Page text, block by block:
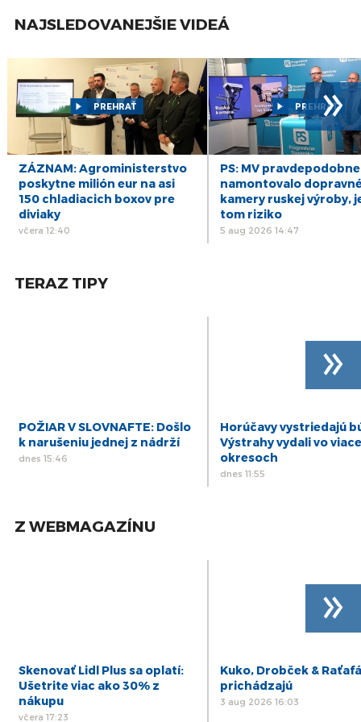
27
POSVIEŤME SI NA SLOVENČINU: Vianoce a
24
okt
POSVIEŤME SI NA SLOVENČINU: Ako sa v
slovenčine správne vyká
22
okt
POSVIEŤME SI NA SLOVENČINU: Ľudská pamäť a
pamäť počítača
20
POSVIEŤME SI NA SLOVENČINU: V hoteli VS dva
hotely
NAJSLEDOVANEJŠIE VIDEÁ
PREHRAŤ
ZÁZNAM: Agroministerstvo
poskytne milión eur na asi
150 chladiacich boxov pre
diviaky
včera 12:40
PREHRAŤ
PS: MV pravdepodobne
namontovalo
kamery ruskej výroby,
tom riziko
5 aug 2026 14:47
»
TERAZ TIPY
POŽIAR V SLOVNAFTE: Došlo
k narušeniu jednej z nádrží
dnes 15:46
Horúčavy vystriedajú
Výstrahy vydali vo
okresoch
dnes 11:55
»
Z WEBMAGAZÍNU
Skenovať Lidl Plus sa oplatí:
Ušetrite viac ako 30% z
nákupu
včera 17:23
Kuko, Drobček &
prichádzajú
3 aug 2026 16:03
»